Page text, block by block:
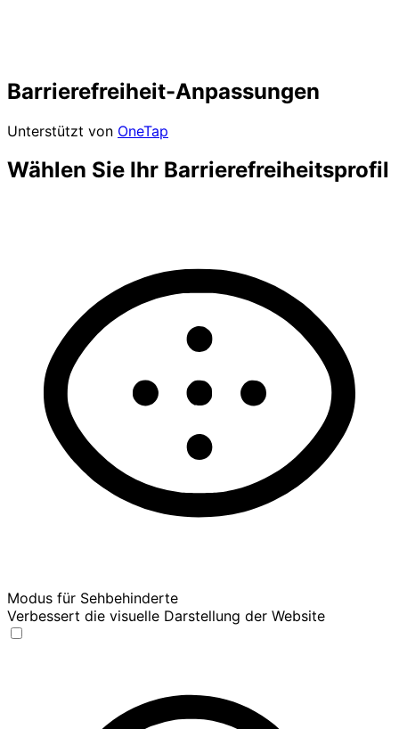
Barrierefreiheit-Anpassungen
Unterstützt von OneTap
Wählen Sie Ihr Barrierefreiheitsprofil
Modus für Sehbehinderte
Verbessert die visuelle Darstellung der Website